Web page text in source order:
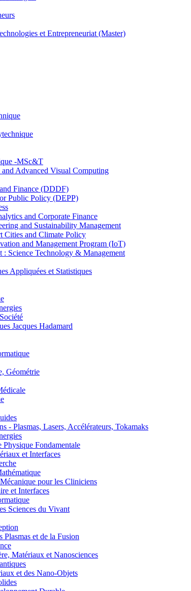
et Entrepreneuriat (Master)
-MSc&T
Advanced Visual Computing
Finance (DDDF)
Public Policy (DEPP)
and Corporate Finance
and Sustainability Management
Cities and Climate Policy
and Management Program (IoT)
Science Technology & Management
Appliquées et Statistiques
Jacques Hadamard
Géométrie
Plasmas, Lasers, Accélérateurs, Tokamaks
Fondamentale
et Interfaces
pour les Cliniciens
et Interfaces
Sciences du Vivant
et de la Fusion
Matériaux et Nanosciences
et des Nano-Objets